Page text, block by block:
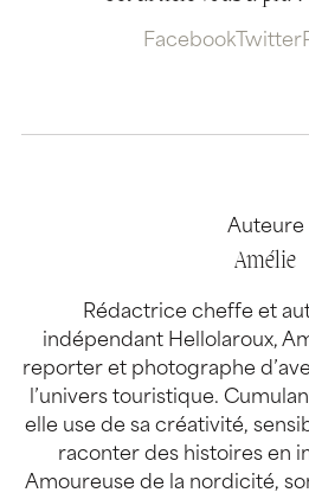
Facebook Twitter
Auteure
Amélie
Rédactrice cheffe et
indépendant Hellolaroux,
reporter et photographe
l’univers touristique.
elle use de sa créativité,
raconter des histoires en
Amoureuse de la nordicité,